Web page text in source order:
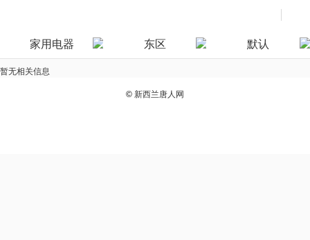
家用电器 东区 默认
暂无相关信息
© 新西兰唐人网